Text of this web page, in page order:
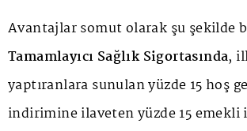
Avantajlar somut olarak şu şekilde
Tamamlayıcı Sağlık Sigortasında,
yaptıranlara sunulan yüzde 15 hoş
indirimine ilaveten yüzde 15